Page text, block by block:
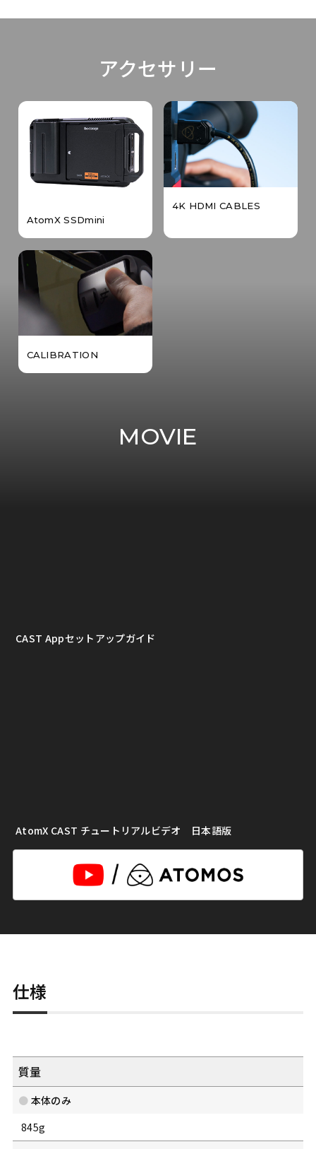
アクセサリー
AtomX SSDmini
4K HDMI CABLES
CALIBRATION
MOVIE
CAST Appセットアップガイド
AtomX CAST チュートリアルビデオ 日本語版
仕様
質量
本体のみ
845g